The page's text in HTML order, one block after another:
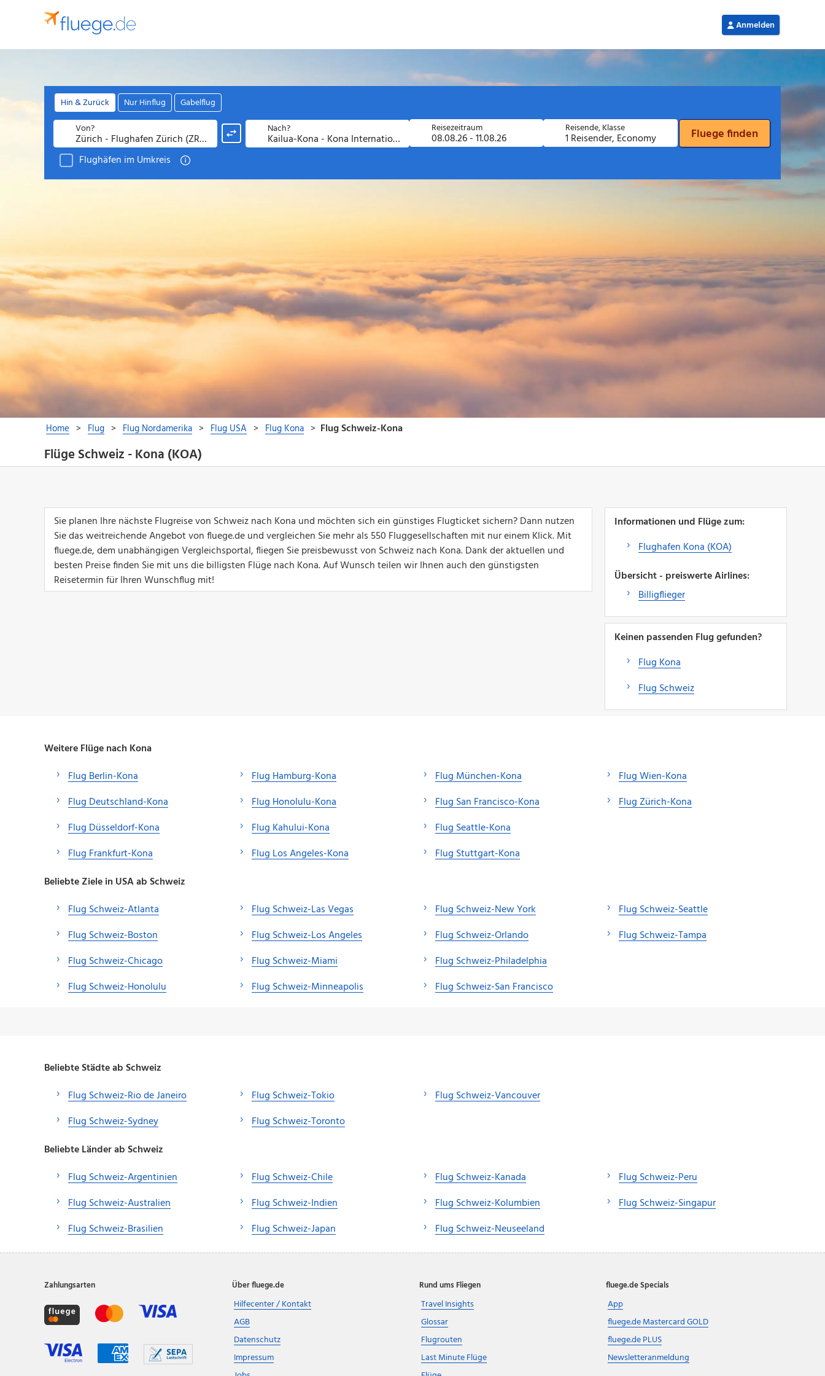
Flüge Schweiz - Kona (KOA)
Sie planen Ihre nächste Flugreise von Schweiz nach Kona und möchten sich ein günstiges Flugticket sichern? Dann nutzen
Sie das weitreichende Angebot von fluege.de und vergleichen Sie mehr als 550 Fluggesellschaften mit nur einem Klick. Mit
fluege.de, dem unabhängigen Vergleichsportal, fliegen Sie preisbewusst von Schweiz nach Kona. Dank der aktuellen und
besten Preise finden Sie mit uns die billigsten Flüge nach Kona. Auf Wunsch teilen wir Ihnen auch den günstigsten
Reisetermin für Ihren Wunschflug mit!
Informationen und Flüge zum:
Flughafen Kona (KOA)
Übersicht - preiswerte Airlines:
Billigflieger
Keinen passenden Flug gefunden?
Flug Kona
Flug Schweiz
Weitere Flüge nach Kona
Flug Berlin-Kona
Flug Deutschland-Kona
Flug Düsseldorf-Kona
Flug Frankfurt-Kona
Flug Hamburg-Kona
Flug Honolulu-Kona
Flug Kahului-Kona
Flug Los Angeles-Kona
Flug München-Kona
Flug San Francisco-Kona
Flug Seattle-Kona
Flug Stuttgart-Kona
Flug Wien-Kona
Flug Zürich-Kona
Beliebte Ziele in USA ab Schweiz
Flug Schweiz-Atlanta
Flug Schweiz-Boston
Flug Schweiz-Chicago
Flug Schweiz-Honolulu
Flug Schweiz-Las Vegas
Flug Schweiz-Los Angeles
Flug Schweiz-Miami
Flug Schweiz-Minneapolis
Flug Schweiz-New York
Flug Schweiz-Orlando
Flug Schweiz-Philadelphia
Flug Schweiz-San Francisco
Flug Schweiz-Seattle
Flug Schweiz-Tampa
Beliebte Städte ab Schweiz
Flug Schweiz-Rio de Janeiro
Flug Schweiz-Sydney
Flug Schweiz-Tokio
Flug Schweiz-Toronto
Flug Schweiz-Vancouver
Beliebte Länder ab Schweiz
Flug Schweiz-Argentinien
Flug Schweiz-Australien
Flug Schweiz-Brasilien
Flug Schweiz-Chile
Flug Schweiz-Indien
Flug Schweiz-Japan
Flug Schweiz-Kanada
Flug Schweiz-Kolumbien
Flug Schweiz-Neuseeland
Flug Schweiz-Peru
Flug Schweiz-Singapur